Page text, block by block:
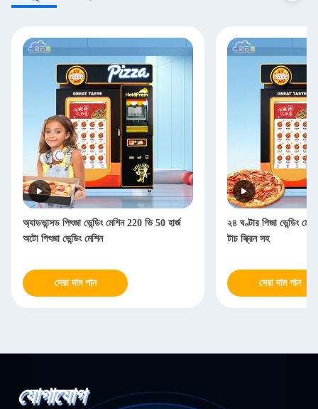
অ্যাডভান্সড পিৎজা ভেন্ডিং মেশিন 220 ভি 50 হার্জ
অটো পিৎজা ভেন্ডিং মেশিন
সেরা দাম পান
২৪ ঘণ্টার পিজা ভেন্ডিং
টাচ স্ক্রিন সহ
সেরা দাম পান
যোগাযোগ